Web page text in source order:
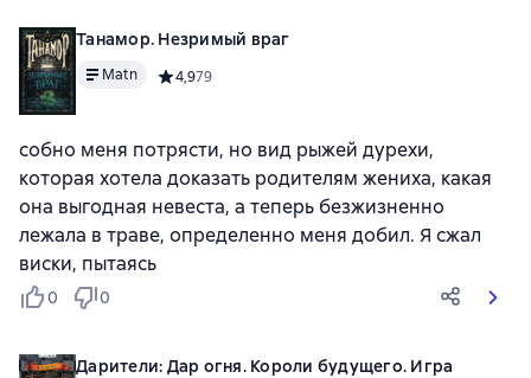
Танамор. Незримый враг
Matn Средний рейтинг 4,9 на основе 79 оценок
4,979
собно меня потрясти, но вид рыжей дурехи,
которая хотела доказать родителям жениха, какая
она выгодная невеста, а теперь безжизненно
лежала в траве, определенно меня добил. Я сжал
виски, пытаясь
0 0
Дарители: Дар огня. Короли будущего. Игра